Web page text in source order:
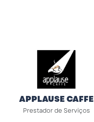
APPLAUSE CAFFE
Prestador de Serviços